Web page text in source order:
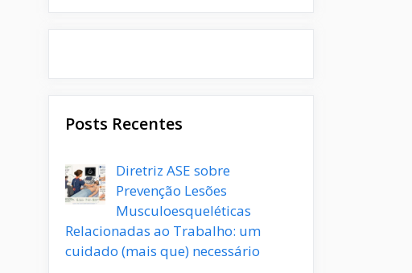
Posts Recentes
Diretriz ASE sobre
Prevenção Lesões
Musculoesqueléticas
Relacionadas ao Trabalho: um
cuidado (mais que) necessário